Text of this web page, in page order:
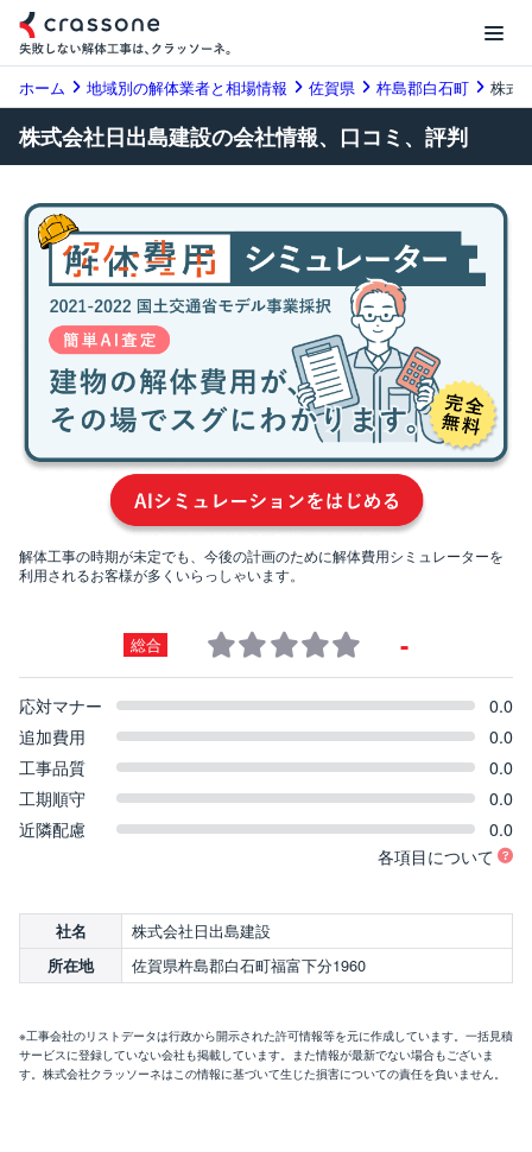
ホーム 地域別の解体業者と相場情報 佐賀県 杵島郡白石町 株式
株式会社日出島建設の会社情報、口コミ、評判
解体工事の時期が未定でも、今後の計画のために解体費用シミュレーターを
利用されるお客様が多くいらっしゃいます。
総合 -
応対マナー
0.0
追加費用
0.0
工事品質
0.0
工期順守
0.0
近隣配慮
0.0
各項目について
社名 株式会社日出島建設
所在地 佐賀県杵島郡白石町福富下分1960
※工事会社のリストデータは行政から開示された許可情報等を元に作成しています。一括見積
サービスに登録していない会社も掲載しています。また情報が最新でない場合もございま
す。株式会社クラッソーネはこの情報に基づいて生じた損害についての責任を負いません。